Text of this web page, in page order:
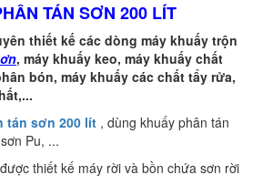
TÁN SƠN 200 LÍT
thiết kế các dòng máy khuấy trộn
, máy khuấy keo, máy khuấy chất
bón, máy khuấy các chất tẩy rửa,
tán sơn 200 lít , dùng khuấy phân tán
Pu, ...
được thiết kế máy rời và bồn chứa sơn rời